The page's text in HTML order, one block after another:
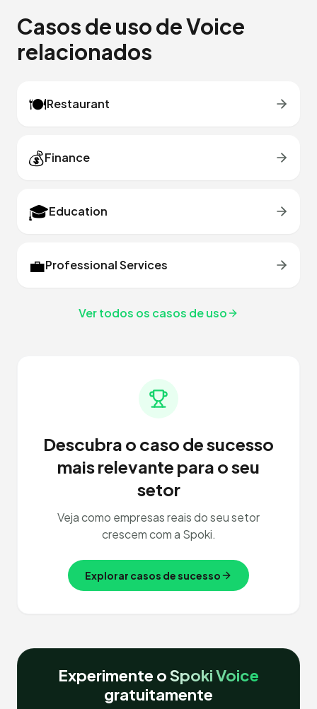
Casos de uso de Voice
relacionados
🍽️Restaurant
💰Finance
🎓Education
💼Professional Services
Ver todos os casos de uso
Descubra o caso de sucesso
mais relevante para o seu
setor
Veja como empresas reais do seu setor
crescem com a Spoki.
Explorar casos de sucesso
Experimente oSpoki Voice
gratuitamente